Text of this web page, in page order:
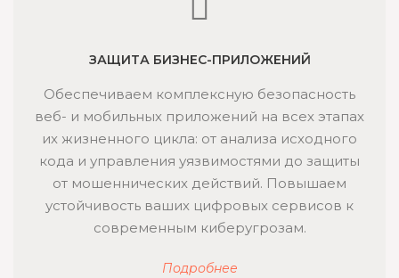
ЗАЩИТА БИЗНЕС-ПРИЛОЖЕНИЙ
Обеспечиваем комплексную безопасность
веб- и мобильных приложений на всех этапах
их жизненного цикла: от анализа исходного
кода и управления уязвимостями до защиты
от мошеннических действий. Повышаем
устойчивость ваших цифровых сервисов к
современным киберугрозам.
Подробнее